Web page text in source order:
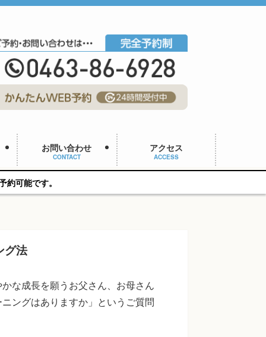
お問い合わせ
CONTACT
アクセス
ACCESS
グ法
な成長を願うお父さん、お母さん
ングはありますか」というご質問